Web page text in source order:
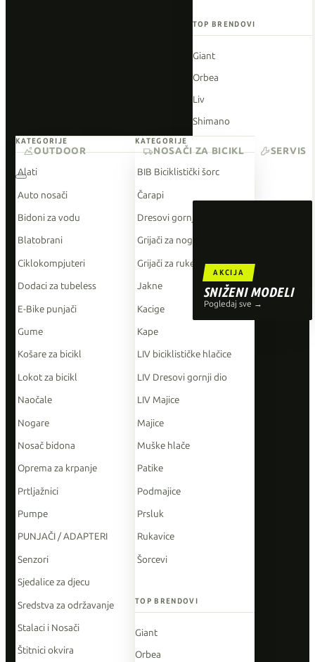
TOP BRENDOVI
Giant
Orbea
Liv
Shimano
O'Neal
AKCIJA
SNIŽENI MODELI
Pogledaj sve →
KATEGORIJE
Alati
Auto nosači
Bidoni za vodu
Blatobrani
Ciklokompjuteri
Dodaci za tubeless
E-Bike punjači
Gume
Košare za bicikl
Lokot za bicikl
Naočale
Nogare
Nosač bidona
Oprema za krpanje
Prtljažnici
Pumpe
PUNJAČI / ADAPTERI
Senzori
Sjedalice za djecu
Sredstva za održavanje
Stalaci i Nosači
Štitnici okvira
KATEGORIJE
BIB Biciklistički šorc
Čarapi
Dresovi gornji dio
Grijači za noge
Grijači za ruke
Jakne
Kacige
Kape
LIV biciklističke hlačice
LIV Dresovi gornji dio
LIV Majice
Majice
Muške hlače
Patike
Podmajice
Prsluk
Rukavice
Šorcevi
TOP BRENDOVI
Giant
Orbea
OUTDOOR NOSAČI ZA BICIKL SERVIS